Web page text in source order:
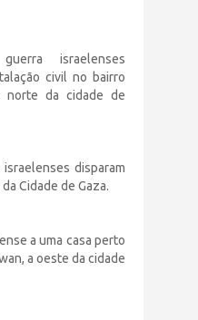
israelenses
civil no bairro
norte da cidade de
disparam
Cidade de Gaza.
a uma casa perto
a oeste da cidade